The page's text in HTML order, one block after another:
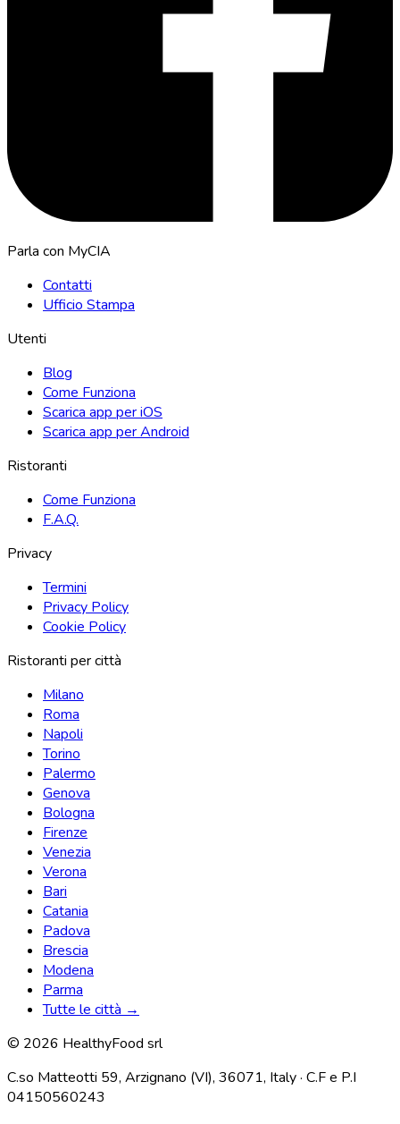
Parla con MyCIA
Contatti
Ufficio Stampa
Utenti
Blog
Come Funziona
Scarica app per iOS
Scarica app per Android
Ristoranti
Come Funziona
F.A.Q.
Privacy
Termini
Privacy Policy
Cookie Policy
Ristoranti per città
Milano
Roma
Napoli
Torino
Palermo
Genova
Bologna
Firenze
Venezia
Verona
Bari
Catania
Padova
Brescia
Modena
Parma
Tutte le città →
© 2026 HealthyFood srl
C.so Matteotti 59, Arzignano (VI), 36071, Italy · C.F e P.I
04150560243